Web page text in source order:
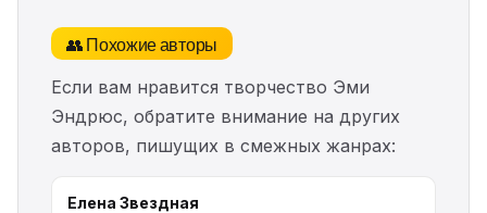
👥 Похожие авторы
Если вам нравится творчество Эми
Эндрюс, обратите внимание на других
авторов, пишущих в смежных жанрах:
Елена Звездная